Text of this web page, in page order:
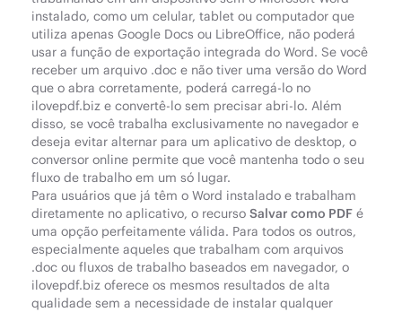
instalado, como um celular, tablet ou computador que
utiliza apenas Google Docs ou LibreOffice, não poderá
usar a função de exportação integrada do Word. Se você
receber um arquivo .doc e não tiver uma versão do Word
que o abra corretamente, poderá carregá-lo no
ilovepdf.biz e convertê-lo sem precisar abri-lo. Além
disso, se você trabalha exclusivamente no navegador e
deseja evitar alternar para um aplicativo de desktop, o
conversor online permite que você mantenha todo o seu
fluxo de trabalho em um só lugar.
Para usuários que já têm o Word instalado e trabalham
diretamente no aplicativo, o recursoSalvar como PDF é
uma opção perfeitamente válida. Para todos os outros,
especialmente aqueles que trabalham com arquivos
.doc ou fluxos de trabalho baseados em navegador, o
ilovepdf.biz oferece os mesmos resultados de alta
qualidade sem a necessidade de instalar qualquer